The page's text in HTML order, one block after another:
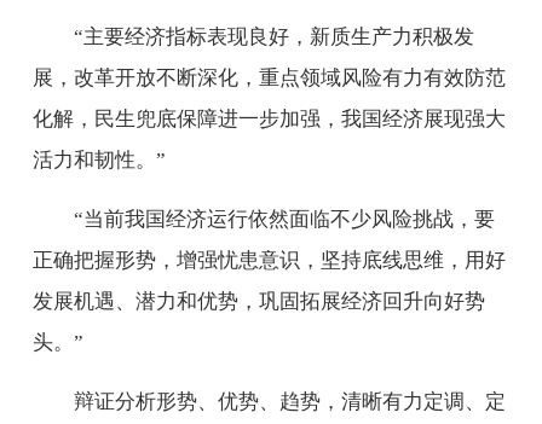
“主要经济指标表现良好，新质生产力积极发
展，改革开放不断深化，重点领域风险有力有效防范
化解，民生兜底保障进一步加强，我国经济展现强大
活力和韧性。”
“当前我国经济运行依然面临不少风险挑战，要
正确把握形势，增强忧患意识，坚持底线思维，用好
发展机遇、潜力和优势，巩固拓展经济回升向好势
头。”
辩证分析形势、优势、趋势，清晰有力定调、定